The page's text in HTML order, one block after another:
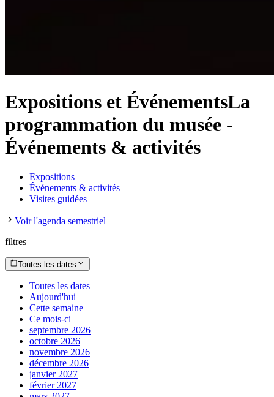
Expositions et ÉvénementsLa
programmation du musée -
Événements & activités
Expositions
Événements & activités
Visites guidées
Voir l'agenda semestriel
filtres
Toutes les dates
Toutes les dates
Aujourd'hui
Cette semaine
Ce mois-ci
septembre 2026
octobre 2026
novembre 2026
décembre 2026
janvier 2027
février 2027